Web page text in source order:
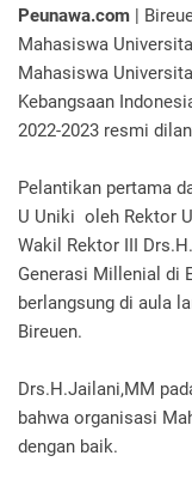
Peunawa.com |
Mahasiswa
Mahasiswa
Kebangsaan
2022-2023 resmi
Pelantikan pertama
U Uniki oleh Rektor
Wakil Rektor III
Generasi Millenial di
berlangsung di aula
Bireuen.
Drs.H.Jailani,MM
bahwa organisasi
dengan baik.